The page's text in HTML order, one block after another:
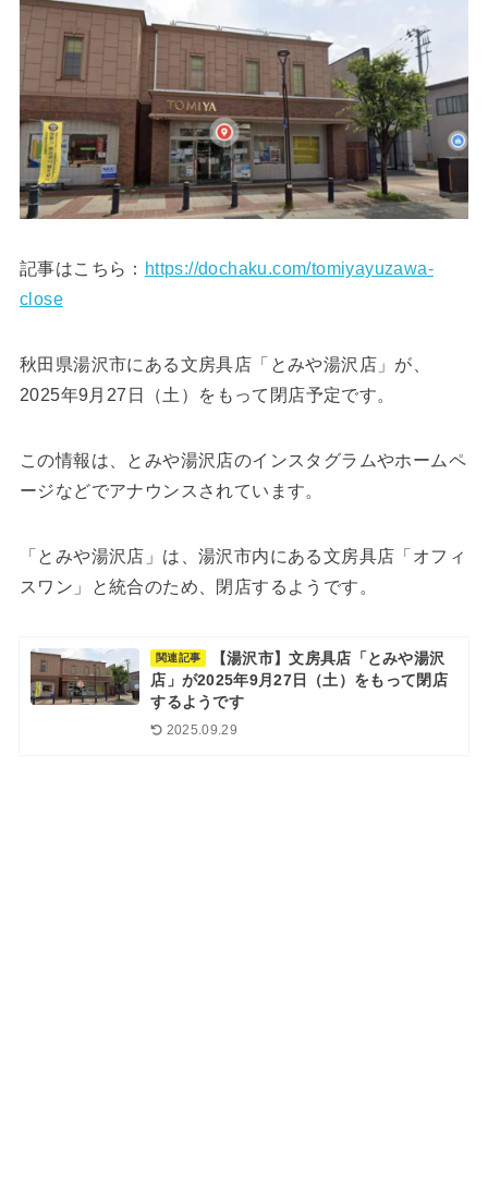
記事はこちら： https://dochaku.com/tomiyayuzawa-
close
秋田県湯沢市にある文房具店「とみや湯沢店」が、
2025年9月27日（土）をもって閉店予定です。
この情報は、とみや湯沢店のインスタグラムやホームペ
ージなどでアナウンスされています。
「とみや湯沢店」は、湯沢市内にある文房具店「オフィ
スワン」と統合のため、閉店するようです。
関連記事
【湯沢市】文房具店「とみや湯沢
店」が2025年9月27日（土）をもって閉店
するようです
2025.09.29